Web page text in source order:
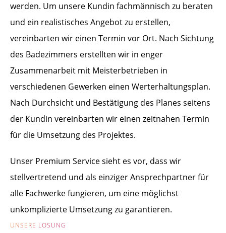
werden. Um unsere Kundin fachmännisch zu beraten
und ein realistisches Angebot zu erstellen,
vereinbarten wir einen Termin vor Ort. Nach Sichtung
des Badezimmers erstellten wir in enger
Zusammenarbeit mit Meisterbetrieben in
verschiedenen Gewerken einen Werterhaltungsplan.
Nach Durchsicht und Bestätigung des Planes seitens
der Kundin vereinbarten wir einen zeitnahen Termin
für die Umsetzung des Projektes.
Unser Premium Service sieht es vor, dass wir
stellvertretend und als einziger Ansprechpartner für
alle Fachwerke fungieren, um eine möglichst
unkomplizierte Umsetzung zu garantieren.
UNSERE LÖSUNG